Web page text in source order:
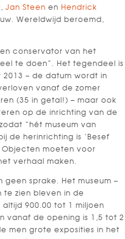
Jan Steen en Hendrick
Wereldwijd beroemd,
conservator van het
te doen”. Het tegendeel is
– de datum wordt in
vanaf de zomer
(35 in getal!) – maar ook
op de inrichting van de
“hét museum van
de herinrichting is ‘Besef
Objecten moeten voor
verhaal maken.
sprake. Het museum –
te zien bleven in de
altijd 900.00 tot 1 miljoen
vanaf de opening is 1,5 tot 2
men grote exposities in het